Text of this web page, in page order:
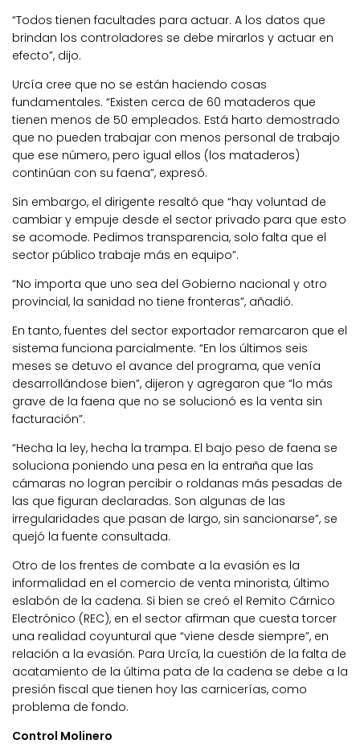
“Todos tienen facultades para actuar. A los datos que
brindan los controladores se debe mirarlos y actuar en
efecto”, dijo.
Urcía cree que no se están haciendo cosas
fundamentales. “Existen cerca de 60 mataderos que
tienen menos de 50 empleados. Está harto demostrado
que no pueden trabajar con menos personal de trabajo
que ese número, pero igual ellos (los mataderos)
continúan con su faena”, expresó.
Sin embargo, el dirigente resaltó que “hay voluntad de
cambiar y empuje desde el sector privado para que esto
se acomode. Pedimos transparencia, solo falta que el
sector público trabaje más en equipo”.
“No importa que uno sea del Gobierno nacional y otro
provincial, la sanidad no tiene fronteras”, añadió.
En tanto, fuentes del sector exportador remarcaron que el
sistema funciona parcialmente. “En los últimos seis
meses se detuvo el avance del programa, que venía
desarrollándose bien”, dijeron y agregaron que “lo más
grave de la faena que no se solucionó es la venta sin
facturación”.
“Hecha la ley, hecha la trampa. El bajo peso de faena se
soluciona poniendo una pesa en la entraña que las
cámaras no logran percibir o roldanas más pesadas de
las que figuran declaradas. Son algunas de las
irregularidades que pasan de largo, sin sancionarse”, se
quejó la fuente consultada.
Otro de los frentes de combate a la evasión es la
informalidad en el comercio de venta minorista, último
eslabón de la cadena. Si bien se creó el Remito Cárnico
Electrónico (REC), en el sector afirman que cuesta torcer
una realidad coyuntural que “viene desde siempre”, en
relación a la evasión. Para Urcía, la cuestión de la falta de
acatamiento de la última pata de la cadena se debe a la
presión fiscal que tienen hoy las carnicerías, como
problema de fondo.
Control Molinero